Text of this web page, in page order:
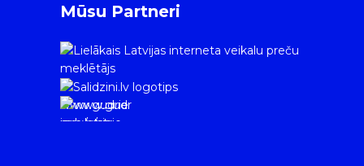
Mūsu Partneri
www.gudrie
m.lv/atrie-